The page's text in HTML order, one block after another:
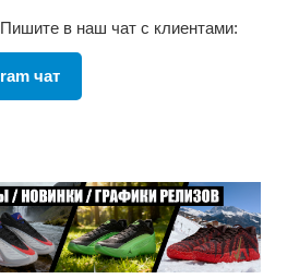
Пишите в наш чат с клиентами:
чат